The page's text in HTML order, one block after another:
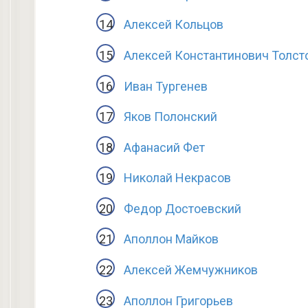
Алексей Кольцов
Алексей Константинович
Иван Тургенев
Яков Полонский
Афанасий Фет
Николай Некрасов
Федор Достоевский
Аполлон Майков
Алексей Жемчужников
Аполлон Григорьев